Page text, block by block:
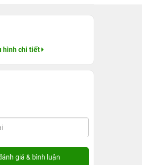
hình chi tiết